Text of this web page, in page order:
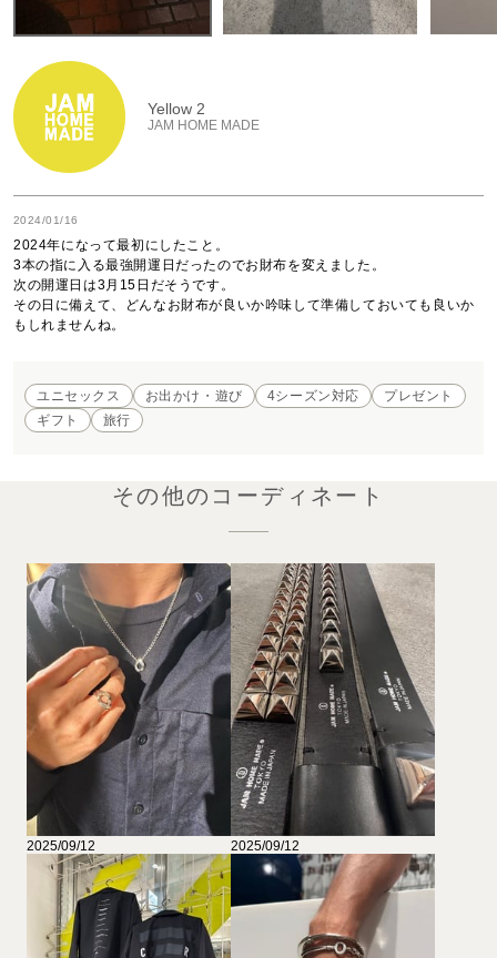
Yellow 2
JAM HOME MADE
2024/01/16
2024年になって最初にしたこと。
3本の指に入る最強開運日だったのでお財布を変えました。
次の開運日は3月15日だそうです。
その日に備えて、どんなお財布が良いか吟味して準備しておいても良いか
もしれませんね。
ユニセックス お出かけ・遊び 4シーズン対応
プレゼント
ギフト
旅行
その他のコーディネート
2025/09/12 2025/09/12